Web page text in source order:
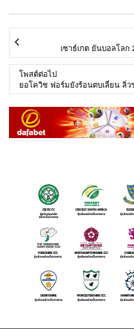
เซาธ์เกต ยันบอลโล
โพสต์ต่อไป
ยอโควิช ฟอร์มยังร้อนตบเลี่ยน ลิ่ว